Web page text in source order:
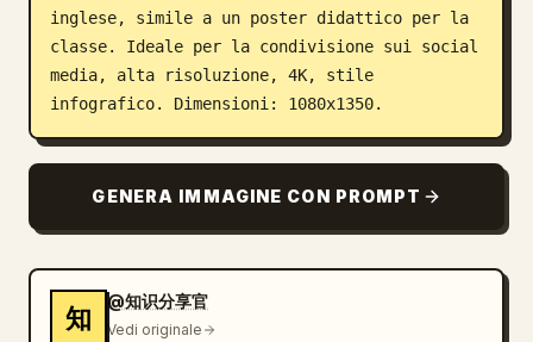
inglese, simile a un poster didattico per la
classe. Ideale per la condivisione sui social
media, alta risoluzione, 4K, stile
infografico. Dimensioni: 1080x1350.
GENERA IMMAGINE CON PROMPT
知
@知识分享官
Vedi originale